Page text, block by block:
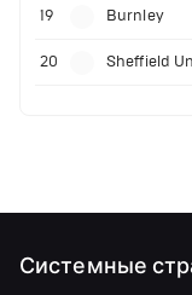
19 Burnley
20 Sheffield
Системные